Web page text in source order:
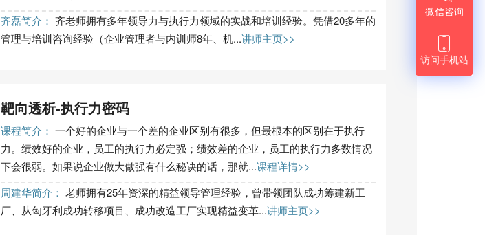
齐磊简介： 齐老师拥有多年领导力与执行力领域的实战和培训经验。凭借20多年的
管理与培训咨询经验（企业管理者与内训师8年、机...讲师主页>>
靶向透析-执行力密码
课程简介： 一个好的企业与一个差的企业区别有很多，但最根本的区别在于执行
力。绩效好的企业，员工的执行力必定强；绩效差的企业，员工的执行力多数情况
下会很弱。如果说企业做大做强有什么秘诀的话，那就...课程详情>>
周建华简介： 老师拥有25年资深的精益领导管理经验，曾带领团队成功筹建新工
厂、从匈牙利成功转移项目、成功改造工厂实现精益变革...讲师主页>>
微信咨询

访问手机站